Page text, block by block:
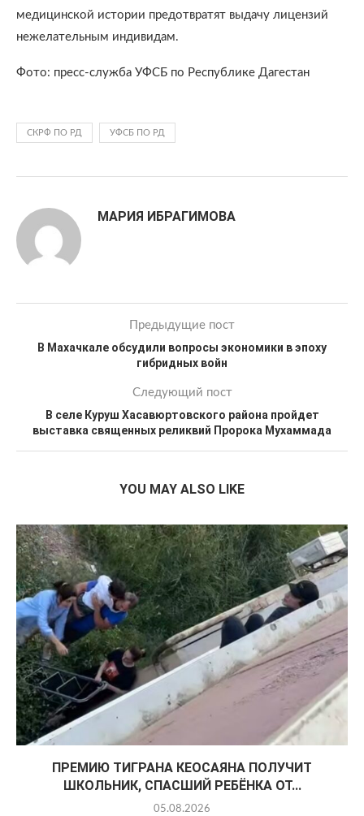
медицинской истории предотвратят выдачу лицензий
нежелательным индивидам.
Фото: пресс-служба УФСБ по Республике Дагестан
СКРФ ПО РД УФСБ ПО РД
МАРИЯ ИБРАГИМОВА
Предыдущие пост
В Махачкале обсудили вопросы экономики в эпоху
гибридных войн
Следующий пост
В селе Куруш Хасавюртовского района пройдет
выставка священных реликвий Пророка Мухаммада
YOU MAY ALSO LIKE
ПРЕМИЮ ТИГРАНА КЕОСАЯНА ПОЛУЧИТ
ШКОЛЬНИК, СПАСШИЙ РЕБЁНКА ОТ...
05.08.2026